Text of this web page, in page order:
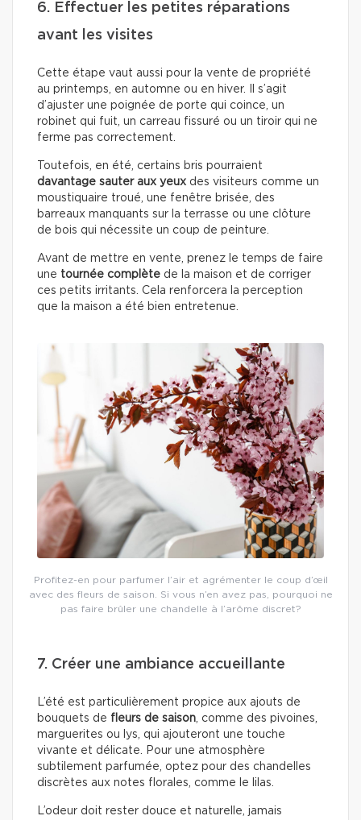
6. Effectuer les petites réparations
avant les visites
Cette étape vaut aussi pour la vente de propriété
au printemps, en automne ou en hiver. Il s’agit
d’ajuster une poignée de porte qui coince, un
robinet qui fuit, un carreau fissuré ou un tiroir qui ne
ferme pas correctement.
Toutefois, en été, certains bris pourraient
davantage sauter aux yeux des visiteurs comme un
moustiquaire troué, une fenêtre brisée, des
barreaux manquants sur la terrasse ou une clôture
de bois qui nécessite un coup de peinture.
Avant de mettre en vente, prenez le temps de faire
une tournée complète de la maison et de corriger
ces petits irritants. Cela renforcera la perception
que la maison a été bien entretenue.
Profitez-en pour parfumer l’air et agrémenter le coup d’œil
avec des fleurs de saison. Si vous n’en avez pas, pourquoi ne
pas faire brûler une chandelle à l’arôme discret?
7. Créer une ambiance accueillante
L’été est particulièrement propice aux ajouts de
bouquets de fleurs de saison, comme des pivoines,
marguerites ou lys, qui ajouteront une touche
vivante et délicate. Pour une atmosphère
subtilement parfumée, optez pour des chandelles
discrètes aux notes florales, comme le lilas.
L’odeur doit rester douce et naturelle, jamais